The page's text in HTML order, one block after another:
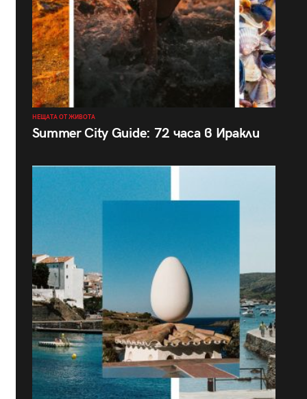
НЕЩАТА ОТ ЖИВОТА
Summer City Guide: 72 часа в Иракли